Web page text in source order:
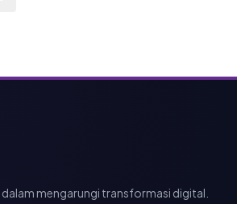
mengarungi transformasi digital.